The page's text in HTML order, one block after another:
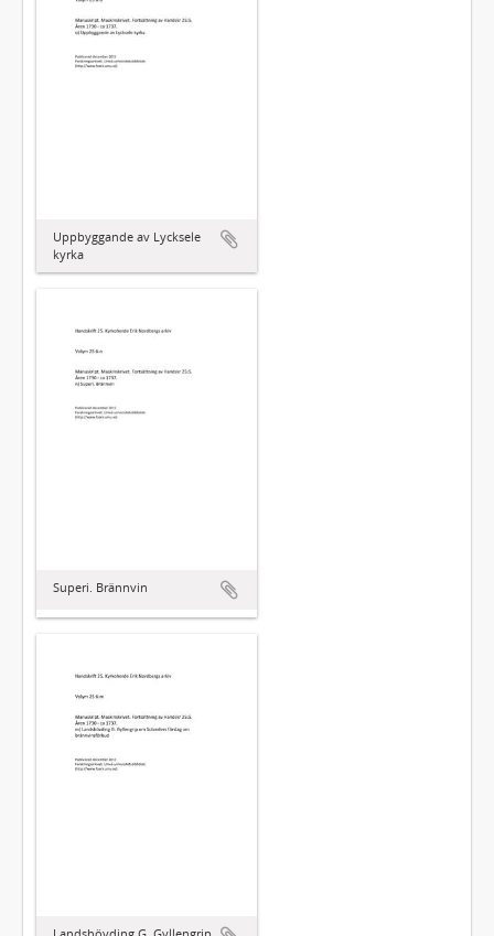
Uppbyggande av Lycksele
kyrka
Superi. Brännvin